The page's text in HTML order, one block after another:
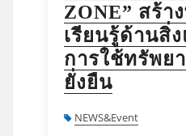
ZONE” สร้า
เรียนรู้ด้านสิ่
การใช้ทรัพย
ยั่งยืน
NEWS&Event